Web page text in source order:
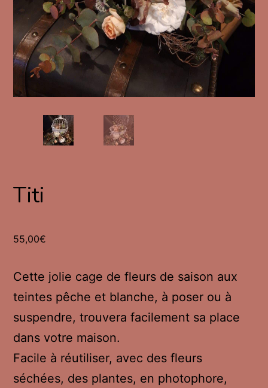
Titi
55,00€
Cette jolie cage de fleurs de saison aux
teintes pêche et blanche, à poser ou à
suspendre, trouvera facilement sa place
dans votre maison.
Facile à réutiliser, avec des fleurs
séchées, des plantes, en photophore,